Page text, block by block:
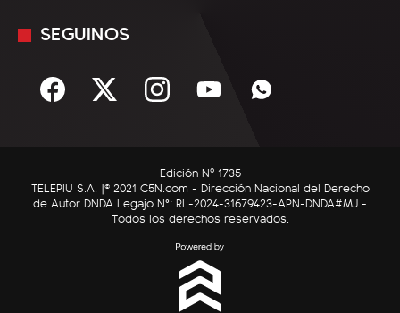
Sociedad
C5N Autos
RatingCero
Mediakit
Términos y condiciones
SEGUINOS
Edición Nº 1735
TELEPIU S.A. |© 2021 C5N.com - Dirección Nacional del Derecho
de Autor DNDA Legajo N°: RL-2024-31679423-APN-DNDA#MJ -
Todos los derechos reservados.